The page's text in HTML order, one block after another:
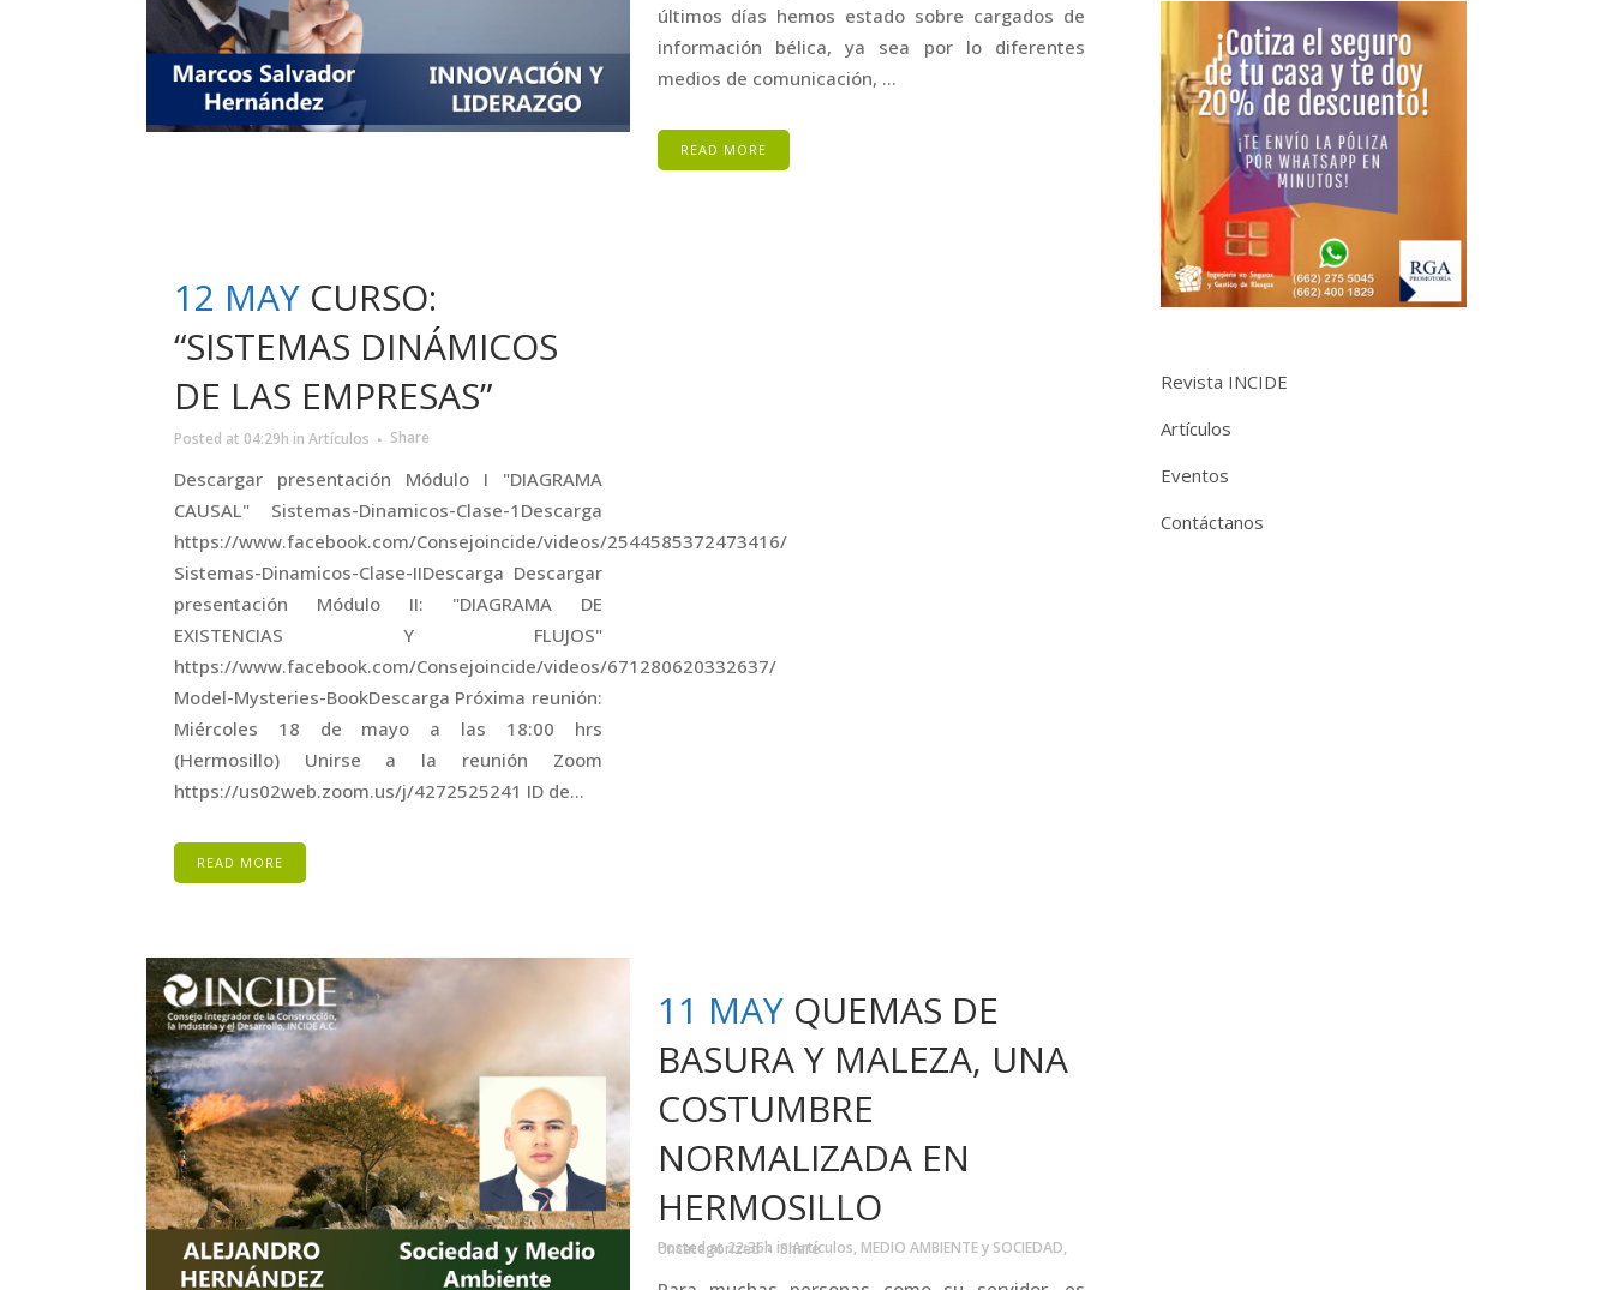
últimos días hemos estado sobre cargados de
información bélica, ya sea por lo diferentes
medios de comunicación, ...
READ MORE
12 MAY CURSO:
“SISTEMAS DINÁMICOS
DE LAS EMPRESAS”
Posted at 04:29h in Artículos Share
Descargar presentación Módulo I "DIAGRAMA
CAUSAL" Sistemas-Dinamicos-Clase-1Descarga
https://www.facebook.com/Consejoincide/videos/2544585372473416/
Sistemas-Dinamicos-Clase-IIDescarga Descargar
presentación Módulo II: "DIAGRAMA DE
EXISTENCIAS Y FLUJOS"
https://www.facebook.com/Consejoincide/videos/671280620332637/
Model-Mysteries-BookDescarga Próxima reunión:
Miércoles 18 de mayo a las 18:00 hrs
(Hermosillo) Unirse a la reunión Zoom
https://us02web.zoom.us/j/4272525241 ID de...
READ MORE
11 MAY QUEMAS DE
BASURA Y MALEZA, UNA
COSTUMBRE
NORMALIZADA EN
HERMOSILLO
Posted at 22:36h inArtículos, MEDIO AMBIENTE y SOCIEDAD,
Uncategorized Share
Revista INCIDE
Artículos
Eventos
Contáctanos